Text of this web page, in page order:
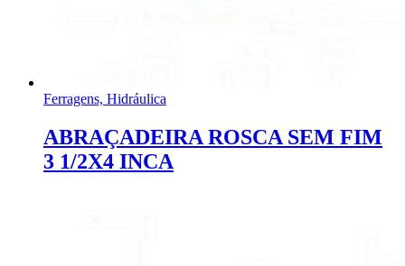
Ferragens, Hidráulica
ABRAÇADEIRA ROSCA SEM FIM
3 1/2X4 INCA